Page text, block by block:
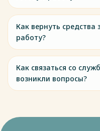
Как вернуть средства
работу?
Как связаться со
возникли вопросы?